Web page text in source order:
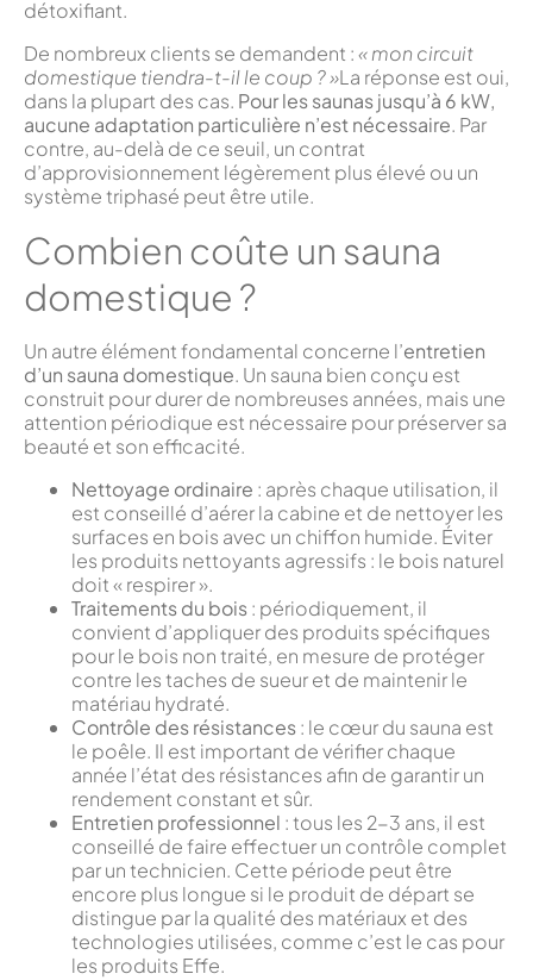
détoxifiant.
De nombreux clients se demandent :« mon circuit
domestique tiendra-t-il le coup ? »La réponse est oui,
dans la plupart des cas. Pour les saunas jusqu’à 6 kW,
aucune adaptation particulière n’est nécessaire. Par
contre, au-delà de ce seuil, un contrat
d’approvisionnement légèrement plus élevé ou un
système triphasé peut être utile.
Combien coûte un sauna
domestique ?
Un autre élément fondamental concerne l’entretien
d’un sauna domestique. Un sauna bien conçu est
construit pour durer de nombreuses années, mais une
attention périodique est nécessaire pour préserver sa
beauté et son efficacité.
Nettoyage ordinaire : après chaque utilisation, il
est conseillé d’aérer la cabine et de nettoyer les
surfaces en bois avec un chiffon humide. Éviter
les produits nettoyants agressifs : le bois naturel
doit « respirer ».
Traitements du bois: périodiquement, il
convient d’appliquer des produits spécifiques
pour le bois non traité, en mesure de protéger
contre les taches de sueur et de maintenir le
matériau hydraté.
Contrôle des résistances: le cœur du sauna est
le poêle. Il est important de vérifier chaque
année l’état des résistances afin de garantir un
rendement constant et sûr.
Entretien professionnel : tous les 2-3 ans, il est
conseillé de faire effectuer un contrôle complet
par un technicien. Cette période peut être
encore plus longue si le produit de départ se
distingue par la qualité des matériaux et des
technologies utilisées, comme c’est le cas pour
les produits Effe.